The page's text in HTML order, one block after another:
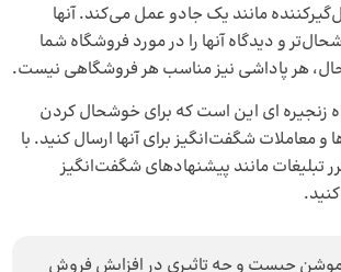
مانند یک جادو عمل می‌کند. آنها
و دیدگاه آنها را در مورد فروشگاه شما
حال، هر پاداشی نیز مناسب هر فروشگاهی نیست.
زنجیره ای این است که برای خوشحال کردن
معاملات شگفت‌انگیز برای آنها ارسال کنید. با
تبلیغات مانند پیشنهادهای شگفت‌انگیز
چیست و چه تاثیری در افزایش فروش